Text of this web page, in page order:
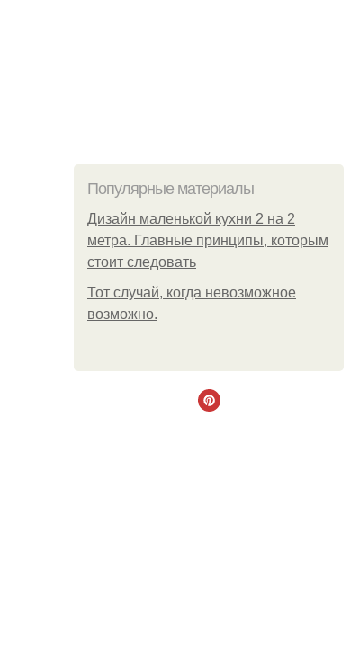
Популярные материалы
Дизайн маленькой кухни 2 на 2
метра. Главные принципы, которым
стоит следовать
Тот случай, когда невозможное
возможно.